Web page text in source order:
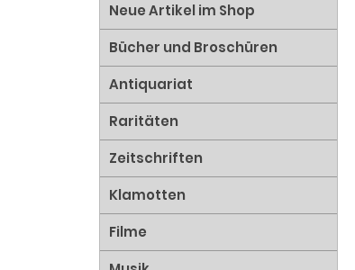
Neue Artikel im Shop
Bücher und Broschüren
Antiquariat
Raritäten
Zeitschriften
Klamotten
Filme